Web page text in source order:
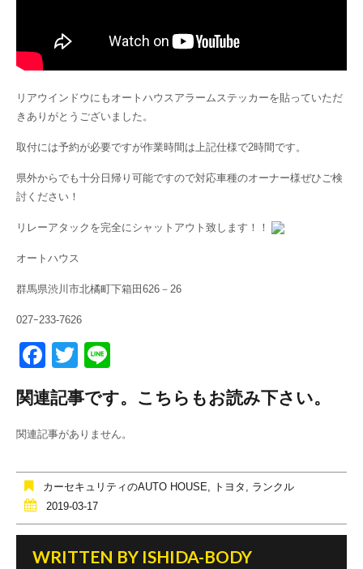
リアウインドウにもオートハウスアラームステッカーを貼っていただ
きありがとうございました。
取付には予約が必要ですが作業時間は上記仕様で2時間です。
県外からでも十分日帰り可能ですので対応車種のオーナー様ぜひご検
討ください！
リレーアタックを完全にシャットアウト致します！！
オートハウス
群馬県渋川市北橘町下箱田626－26
027ｰ233-7626
F
a
c
e
o
o
k
T
tt
er
e
関連記事です。こちらもお読み下さい。
関連記事がありません。
カーセキュリティのAUTO HOUSE, トヨタ , ランクル
2019-03-17
WRITTEN BY ISHIDA-BODY